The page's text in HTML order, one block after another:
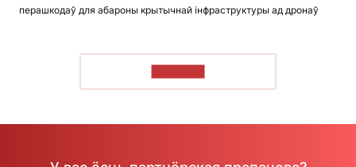
перашкодаў для абароны крытычнай інфраструктуры ад дронаў